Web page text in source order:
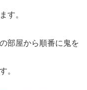
す。
部屋から順番に鬼を
。